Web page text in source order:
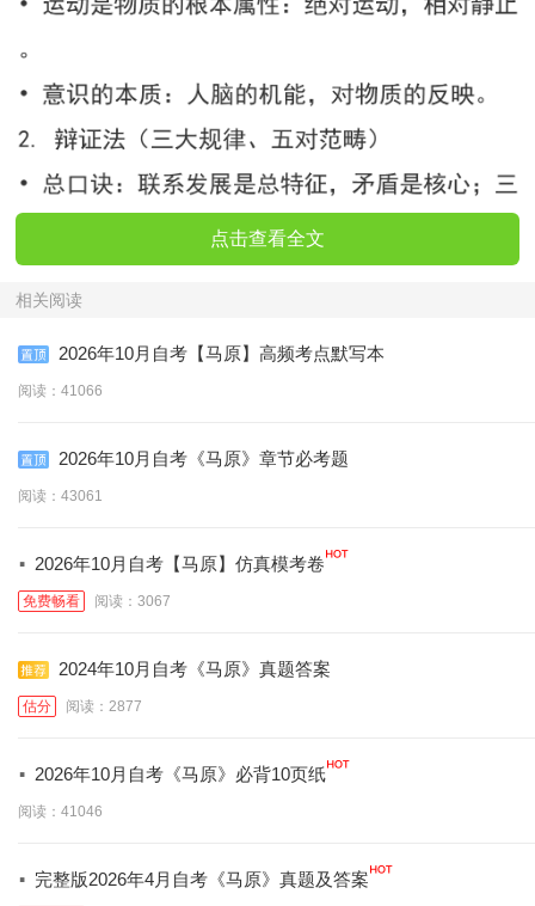
点击查看全文
相关阅读
2026年10月自考【马原】高频考点默写本
阅读：41066
2026年10月自考《马原》章节必考题
阅读：43061
· 2026年10月自考【马原】仿真模考卷
免费畅看 阅读：3067
2024年10月自考《马原》真题答案
估分 阅读：2877
· 2026年10月自考《马原》必背10页纸
阅读：41046
· 完整版2026年4月自考《马原》真题及答案